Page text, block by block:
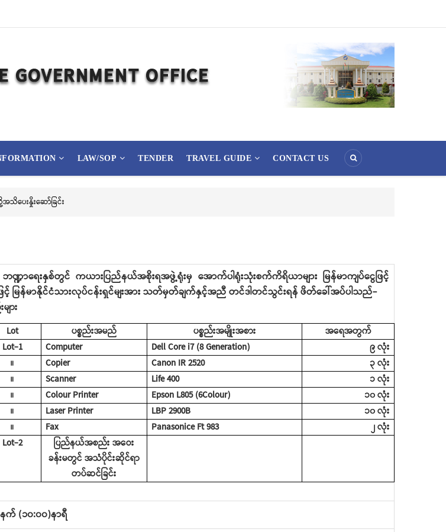
LAW/SOP TENDER TRAVEL GUIDE CONTACT US
သိပေးနှိုးဆော်ခြင်း
ဘဏ္ဍာရေးနှစ်တွင် ကယားပြည်နယ်အစိုးရအဖွဲ့ရုံးမှ အောက်ပါရုံးသုံးစက်ကိရိယာများ မြန်မာကျပ်ငွေဖြင့်
မြန်မာနိုင်ငံသားလုပ်ငန်းရှင်မျးအား သတ်မှတ်ချက်နှင့်အညီ တင်ဒါတင်သွင်းရန် ဖိတ်ခေါ်အပ်ပါသည်-
ား
Lot ပစ္စည်းအမည် ပစ္စည်းအမျိုးအစား
အရေအတွက်
Lot-1 Computer Dell Core i7 (8 Generation)
၉ လုံး
။ Copier Canon IR 2520
၃ လုံး
။ Scanner Life 400
၁ လုံး
။ Colour Printer Epson L805 (6Colour)
၁၀ လုံး
။ Laser Printer LBP 2900B
၁၀ လုံး
။ Fax Panasonice Ft 983
၂ လုံး
Lot-2
ပြည်နယ်အစည်း အဝေး
ခန်းမတွင် အသံပိုင်းဆိုင်ရာ
တပ်ဆင်ခြင်း
က် (၁၀:၀၀)နာရီ